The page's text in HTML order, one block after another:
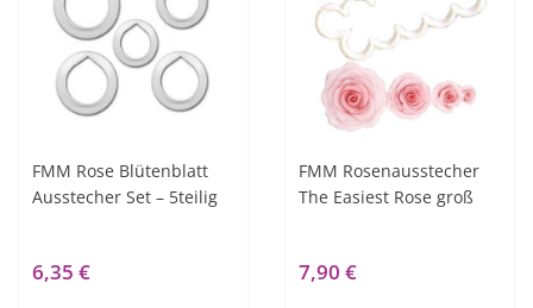
FMM Rose Blütenblatt
Ausstecher Set – 5teilig
6,35 €
FMM Rosenausstecher
The Easiest Rose groß
7,90 €